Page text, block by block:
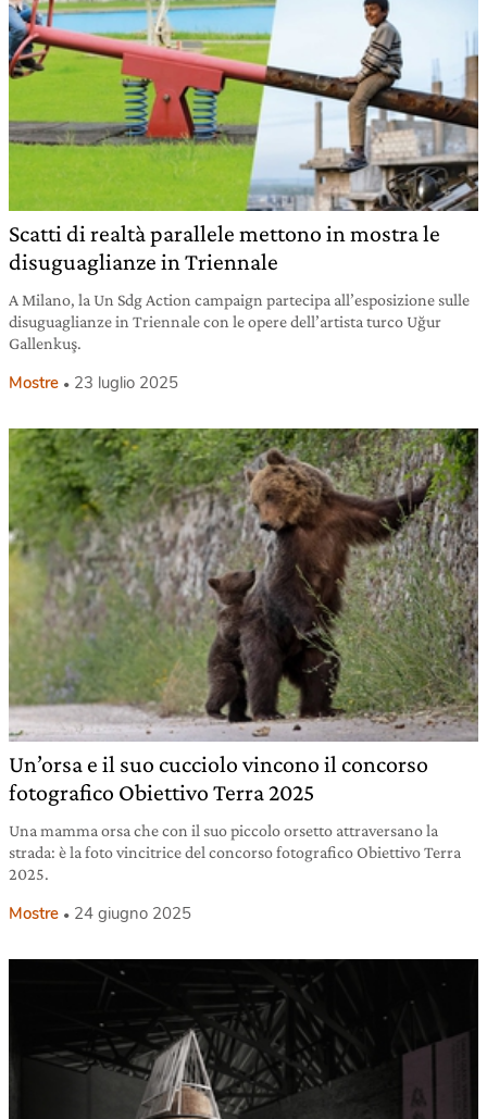
Scatti di realtà parallele mettono in mostra le
disuguaglianze in Triennale
A Milano, la Un Sdg Action campaign partecipa all’esposizione sulle
disuguaglianze in Triennale con le opere dell’artista turco Uğur
Gallenkuş.
Mostre 23 luglio 2025
Un’orsa e il suo cucciolo vincono il concorso
fotografico Obiettivo Terra 2025
Una mamma orsa che con il suo piccolo orsetto attraversano la
strada: è la foto vincitrice del concorso fotografico Obiettivo Terra
2025.
Mostre 24 giugno 2025